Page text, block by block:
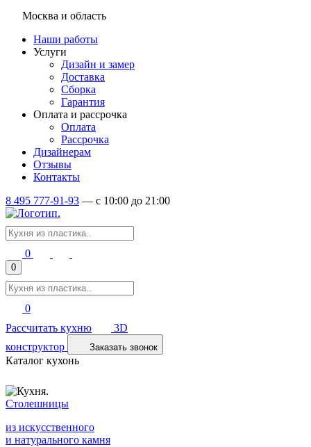
Москва и область
Наши работы
Услуги
Дизайн и замер
Доставка
Сборка
Гарантия
Оплата и рассрочка
Оплата
Рассрочка
Дизайнерам
Отзывы
Контакты
8 495 777-91-93 — c 10:00 до 21:00
0
0
0
Рассчитать кухню
3D
конструктор
Заказать звонок
Каталог кухонь
Столешницы
из искусственного
и натурального камня